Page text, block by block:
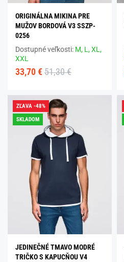
ORIGINÁLNA MIKINA PRE
MUŽOV BORDOVÁ V3 SSZP-
0256
Dostupné veľkosti: M, L,XL,
XXL
33,70 € 51,30 €
ZĽAVA -48%
SKLADOM
JEDINEČNÉ TMAVO MODRÉ
TRIČKO S KAPUCŇOU V4